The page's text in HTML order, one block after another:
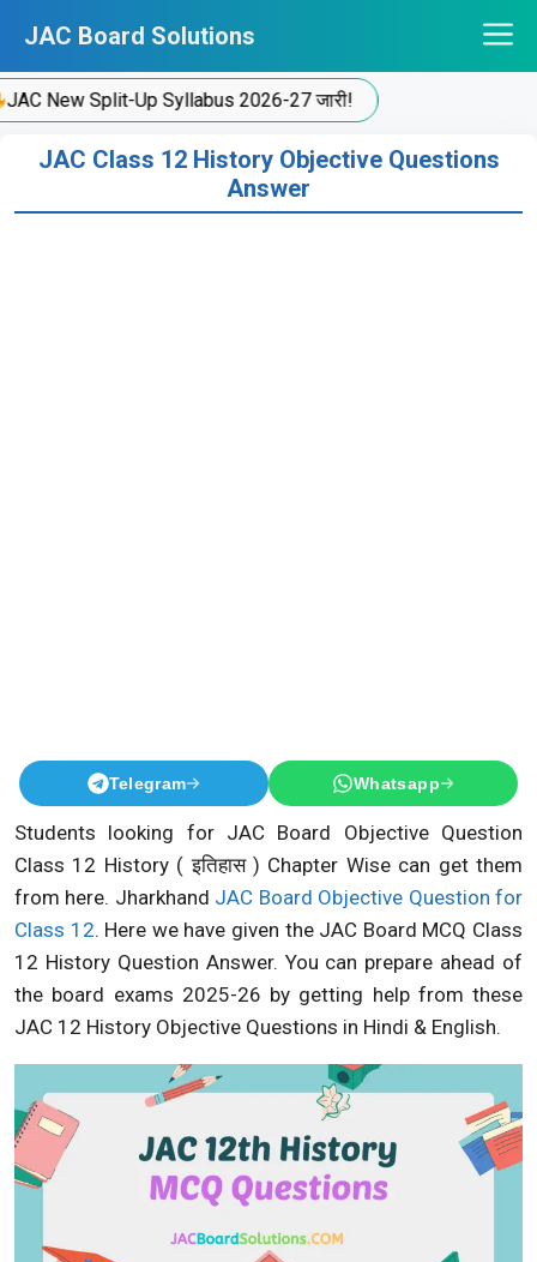
content
JAC Board Solutions
New Split-Up Syllabus 2026-27 जारी!
JAC Class 12 History Objective Questions
Answer
Telegram Whatsapp
Students looking for JAC Board Objective Question
Class 12 History ( इतिहास ) Chapter Wise can get them
from here. Jharkhand JAC Board Objective Question for
Class 12. Here we have given the JAC Board MCQ Class
12 History Question Answer. You can prepare ahead of
the board exams 2025-26 by getting help from these
JAC 12 History Objective Questions in Hindi & English.